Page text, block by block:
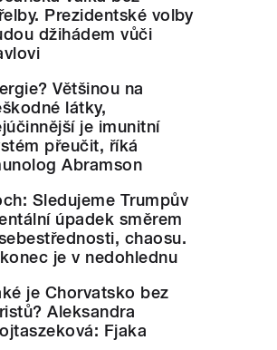
Prezidentské volby
džihádem vůči
Většinou na
látky,
je imunitní
přeučit, říká
Abramson
Sledujeme Trumpův
úpadek směrem
chaosu.
je v nedohlednu
je Chorvatsko bez
Aleksandra
Fjaka